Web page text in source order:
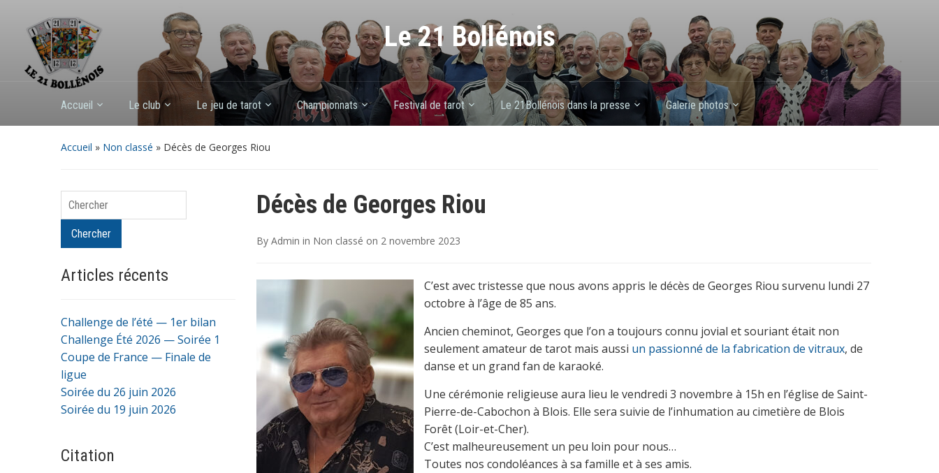
Le 21 Bollénois
Accueil Le club Le jeu de tarot Championnats Festival de tarot Le 21Bollénois dans la presse Galerie photos
Accueil » Non classé » Décès de Georges Riou
Chercher
Chercher
Articles récents
Challenge de l’été — 1er bilan
Challenge Été 2026 — Soirée 1
Coupe de France — Finale de
ligue
Soirée du 26 juin 2026
Soirée du 19 juin 2026
Citation
Décès de Georges Riou
By Admin in Non classé on 2 novembre 2023
C’est avec tristesse que nous avons appris le décès de Georges Riou survenu lundi 27
octobre à l’âge de 85 ans.
Ancien cheminot, Georges que l’on a toujours connu jovial et souriant était non
seulement amateur de tarot mais aussi un passionné de la fabrication de vitraux, de
danse et un grand fan de karaoké.
Une cérémonie religieuse aura lieu le vendredi 3 novembre à 15h en l’église de Saint-
Pierre-de-Cabochon à Blois. Elle sera suivie de l’inhumation au cimetière de Blois
Forêt (Loir-et-Cher).
C’est malheureusement un peu loin pour nous…
Toutes nos condoléances à sa famille et à ses amis.